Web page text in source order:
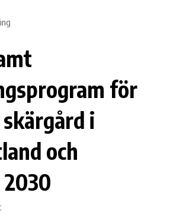
för
i
och
2030